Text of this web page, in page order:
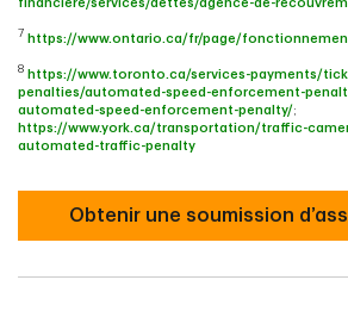
financiere/services/dettes/agence-de-
7 https://www.ontario.ca/fr/page/
8 https://www.toronto.ca/services-payments/
penalties/automated-speed-enforcement-
automated-speed-enforcement-penalty/;
https://www.york.ca/transportation/traffic-
automated-traffic-penalty
Obtenir une soumission